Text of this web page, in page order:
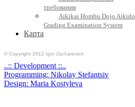
требования
Aikikai Hombu Dojo Aikido
Grading Examination System
Карта
© Copyright 2012 Igor Zacharevich
..:: Development ::..
Programming: Nikolay Stefantsiv
Design: Maria Kostyleva